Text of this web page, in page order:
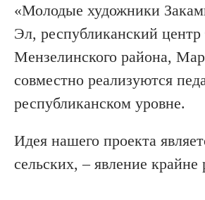
«Молодые художники
Эл, республиканский
Мензелинского района,
совместно реализуются
республиканском уровне.
Идея нашего проекта
сельских, – явление крайне